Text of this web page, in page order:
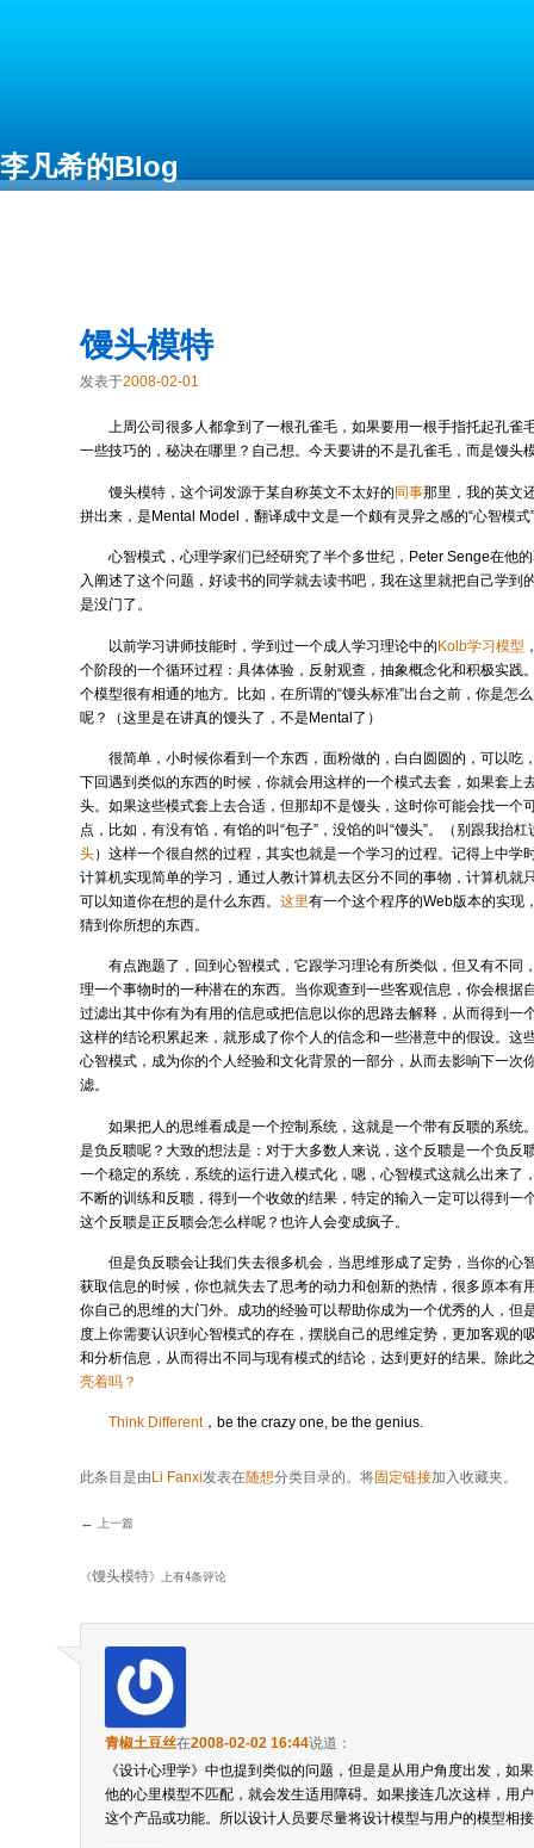
李凡希的Blog
馒头模特
发表于2008-02-01
上周公司很多人都拿到了一根孔雀毛，如果要用一根手指托起孔雀
一些技巧的，秘决在哪里？自己想。今天要讲的不是孔雀毛，而是馒头
馒头模特，这个词发源于某自称英文不太好的同事那里，我的英文
拼出来，是Mental Model，翻译成中文是一个颇有灵异之感的“心智模式
心智模式，心理学家们已经研究了半个多世纪，Peter Senge在他
入阐述了这个问题，好读书的同学就去读书吧，我在这里就把自己学到
是没门了。
以前学习讲师技能时，学到过一个成人学习理论中的Kolb学习模型
个阶段的一个循环过程：具体体验，反射观查，抽象概念化和积极实践
个模型很有相通的地方。比如，在所谓的“馒头标准”出台之前，你是怎
呢？（这里是在讲真的馒头了，不是Mental了）
很简单，小时候你看到一个东西，面粉做的，白白圆圆的，可以吃
下回遇到类似的东西的时候，你就会用这样的一个模式去套，如果套上
头。如果这些模式套上去合适，但那却不是馒头，这时你可能会找一个
点，比如，有没有馅，有馅的叫“包子”，没馅的叫“馒头”。（别跟我抬杠
头）这样一个很自然的过程，其实也就是一个学习的过程。记得上中学
计算机实现简单的学习，通过人教计算机去区分不同的事物，计算机就
可以知道你在想的是什么东西。这里有一个这个程序的Web版本的实现
猜到你所想的东西。
有点跑题了，回到心智模式，它跟学习理论有所类似，但又有不同
理一个事物时的一种潜在的东西。当你观查到一些客观信息，你会根据
过滤出其中你有为有用的信息或把信息以你的思路去解释，从而得到一
这样的结论积累起来，就形成了你个人的信念和一些潜意中的假设。这
心智模式，成为你的个人经验和文化背景的一部分，从而去影响下一次
滤。
如果把人的思维看成是一个控制系统，这就是一个带有反聩的系统
是负反聩呢？大致的想法是：对于大多数人来说，这个反聩是一个负反
一个稳定的系统，系统的运行进入模式化，嗯，心智模式这就么出来了
不断的训练和反聩，得到一个收敛的结果，特定的输入一定可以得到一
这个反聩是正反聩会怎么样呢？也许人会变成疯子。
但是负反聩会让我们失去很多机会，当思维形成了定势，当你的心
获取信息的时候，你也就失去了思考的动力和创新的热情，很多原本有
你自己的思维的大门外。成功的经验可以帮助你成为一个优秀的人，但
度上你需要认识到心智模式的存在，摆脱自己的思维定势，更加客观的
和分析信息，从而得出不同与现有模式的结论，达到更好的结果。除此
亮着吗？
Think Different，be the crazy one, be the genius.
此条目是由Li Fanxi发表在随想分类目录的。将固定链接加入收藏夹。
文章导航
← 上一篇
《馒头模特》上有4条评论
青椒土豆丝在2008-02-02 16:44说道：
《设计心理学》中也提到类似的问题，但是是从用户角度出发，如
他的心里模型不匹配，就会发生适用障碍。如果接连几次这样，用
这个产品或功能。所以设计人员要尽量将设计模型与用户的模型相